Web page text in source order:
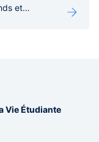
et
Vie Étudiante